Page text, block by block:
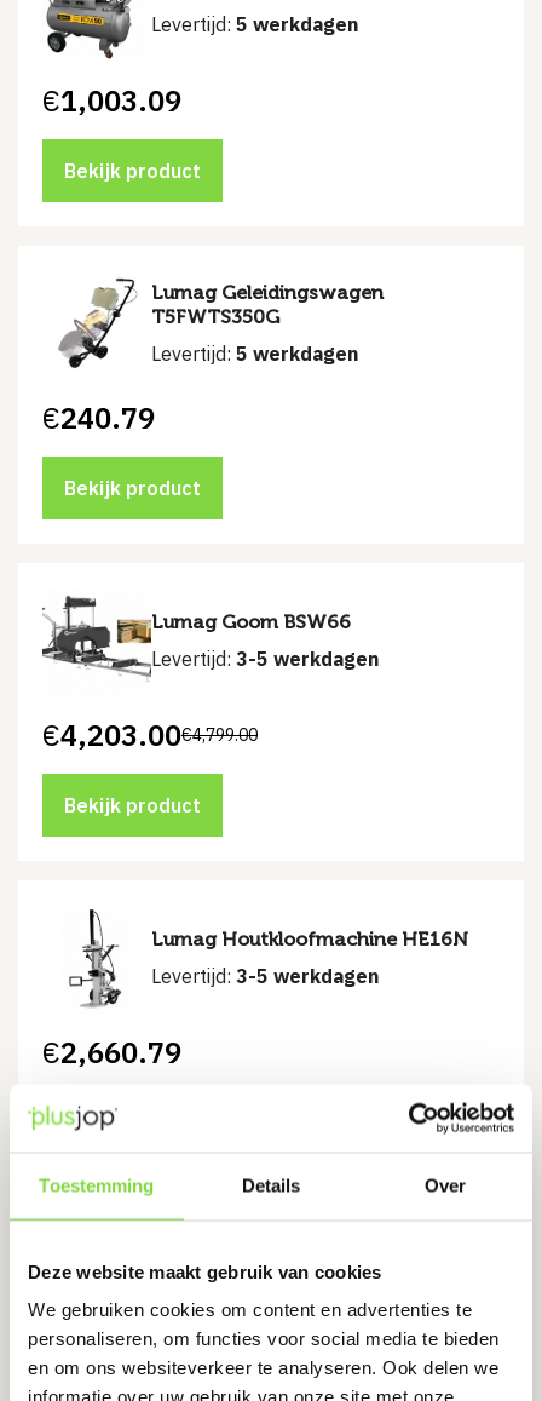
Toestemming Details Over
Deze website maakt gebruik van cookies
We gebruiken cookies om content en advertenties te
personaliseren, om functies voor social media te bieden
en om ons websiteverkeer te analyseren. Ook delen we
informatie over uw gebruik van onze site met onze
Levertijd: 5 werkdagen
€1,003.09
Bekijk product
Lumag Geleidingswagen
T5FWTS350G
Levertijd: 5 werkdagen
€240.79
Bekijk product
Lumag Goom BSW66
Levertijd: 3-5 werkdagen
€4,799.00
Oorspronkelijke
was:
€4,799.00.
€4,203.00
Huidige
is:
€4,203.00.
Bekijk product
Lumag Houtkloofmachine HE16N
Levertijd: 3-5 werkdagen
€2,660.79
Bekijk product
HEZ18N
Levertijd:5 werkdagen
€3,386.79